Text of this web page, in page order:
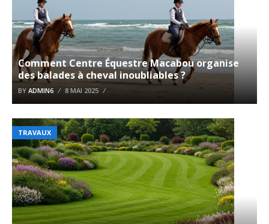
Comment Centre Équestre Macabou organise
des balades à cheval inoubliables ?
BY ADMIN6 8 MAI 2025
TRAVAUX